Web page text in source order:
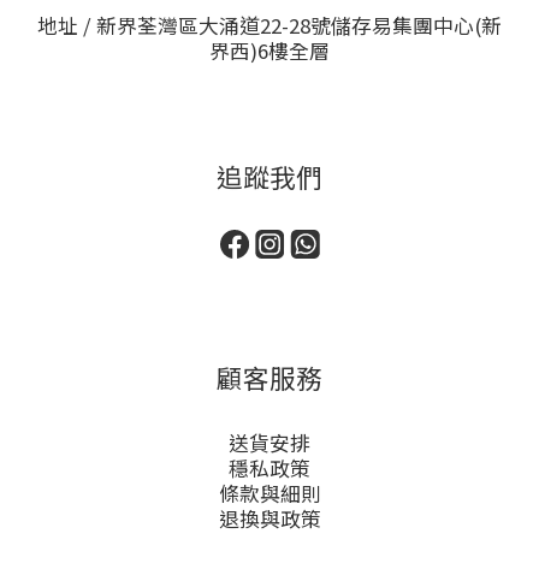
地址 / 新界荃灣區大涌道22-28號儲存易集團中心(新
界西)6樓全層
追蹤我們
顧客服務
送貨安排
穩私政策
條款與細則
退換與政策